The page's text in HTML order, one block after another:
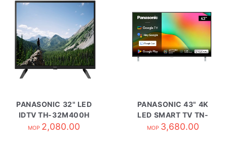
PANASONIC 32" LED
IDTV TH-32M400H
MOP 2,080.00
PANASONIC 43" 4K
LED SMART TV TN-
43W70BGH
MOP 3,680.00